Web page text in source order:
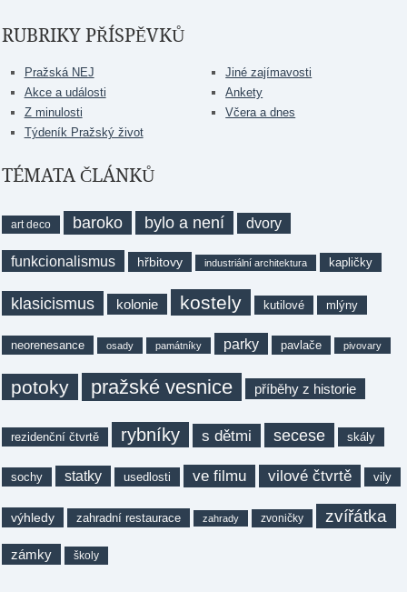
RUBRIKY PŘÍSPĚVKŮ
Pražská NEJ
Akce a události
Z minulosti
Týdeník Pražský život
Jiné zajímavosti
Ankety
Včera a dnes
TÉMATA ČLÁNKŮ
art deco baroko bylo a není dvory
funkcionalismus hřbitovy industriální architektura kapličky
klasicismus kolonie kostely kutilové mlýny
neorenesance osady památníky parky pavlače pivovary
potoky pražské vesnice příběhy z historie
rezidenční čtvrtě rybníky s dětmi secese skály
sochy statky usedlosti ve filmu vilové čtvrtě vily
výhledy zahradní restaurace zahrady zvoničky zvířátka
zámky školy